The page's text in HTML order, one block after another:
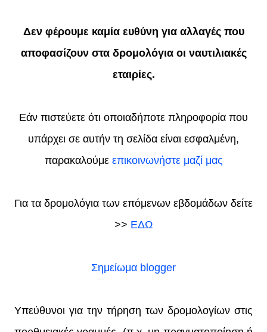
Δεν φέρουμε καμία ευθύνη για αλλαγές που
αποφασίζουν στα δρομολόγια οι ναυτιλιακές
εταιρίες.
Εάν πιστεύετε ότι οποιαδήποτε πληροφορία που
υπάρχει σε αυτήν τη σελίδα είναι εσφαλμένη,
παρακαλούμε επικοινωνήστε μαζί μας
Για τα δρομολόγια των επόμενων εβδομάδων δείτε
>> ΕΔΩ
Σημείωμα blogger
Υπεύθυνοι για την τήρηση των δρομολογίων στις